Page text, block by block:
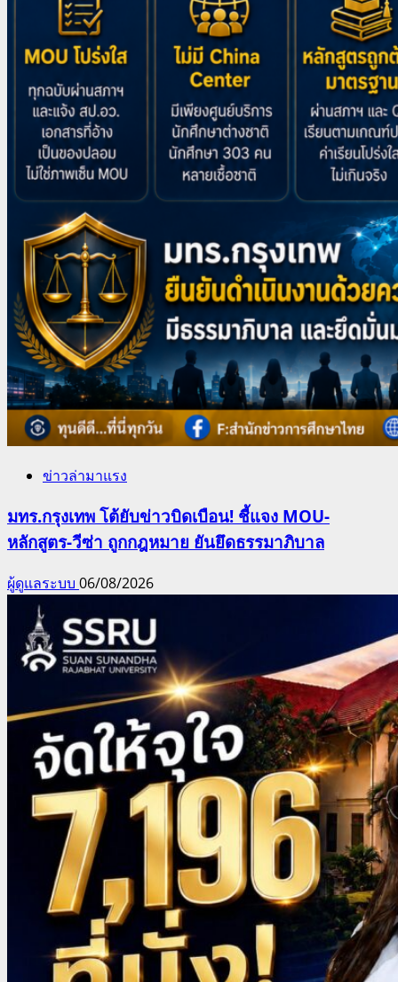
ข่าวล่ามาแรง
มทร.กรุงเทพ โต้ยับข่าวบิดเบือน! ชี้แจง MOU-
หลักสูตร-วีซ่า ถูกกฎหมาย ยันยึดธรรมาภิบาล
ผู้ดูแลระบบ 06/08/2026